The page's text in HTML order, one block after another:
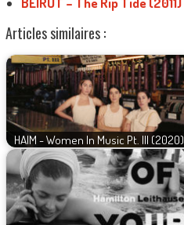
Articles similaires :
HAIM - Women In Music Pt. III (2020)